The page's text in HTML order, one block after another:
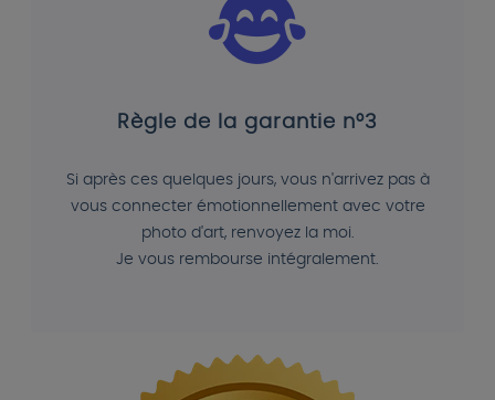
Règle de la garantie n°3
Si après ces quelques jours, vous n'arrivez pas à
vous connecter émotionnellement avec votre
photo d'art, renvoyez la moi.
Je vous rembourse intégralement.